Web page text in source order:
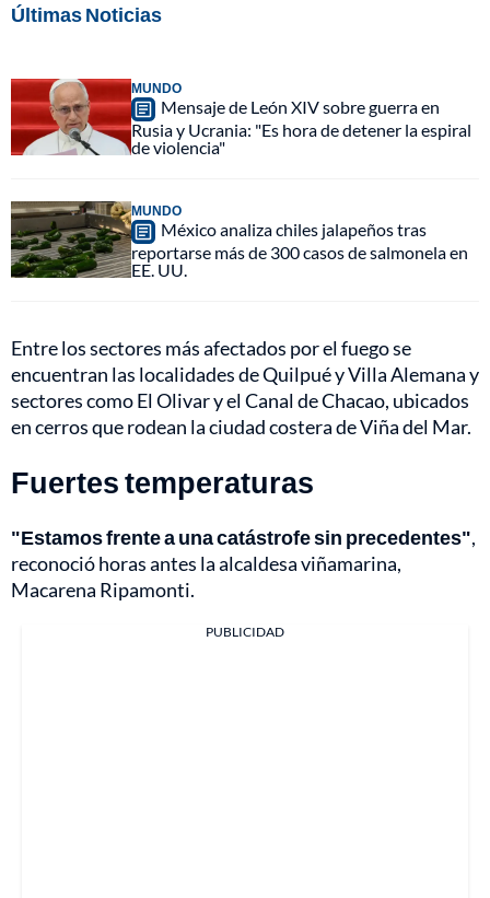
Últimas Noticias
MUNDO
Mensaje de León XIV sobre guerra en
Rusia y Ucrania: "Es hora de detener la espiral
de violencia"
MUNDO
México analiza chiles jalapeños tras
reportarse más de 300 casos de salmonela en
EE. UU.
Entre los sectores más afectados por el fuego se
encuentran las localidades de Quilpué y Villa Alemana y
sectores como El Olivar y el Canal de Chacao, ubicados
en cerros que rodean la ciudad costera de Viña del Mar.
Fuertes temperaturas
"Estamos frente a una catástrofe sin precedentes",
reconoció horas antes la alcaldesa viñamarina,
Macarena Ripamonti.
PUBLICIDAD